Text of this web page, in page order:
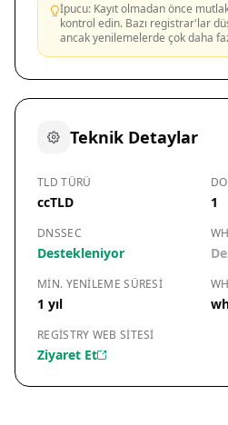
İpucu: Kayıt olmadan önce
kontrol edin. Bazı registrar'lar
ancak yenilemelerde çok daha
Teknik Detaylar
TLD TÜRÜ
ccTLD 1
DNSSEC
Destekleniyor
MIN. YENILEME SÜRESI
1 yıl
REGISTRY WEB SITESI
Ziyaret Et